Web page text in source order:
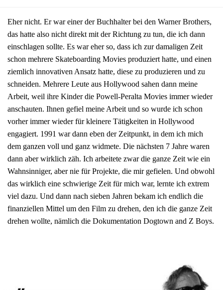
Eher nicht. Er war einer der Buchhalter bei den Warner Brothers,
das hatte also nicht direkt mit der Richtung zu tun, die ich dann
einschlagen sollte. Es war eher so, dass ich zur damaligen Zeit
schon mehrere Skateboarding Movies produziert hatte, und einen
ziemlich innovativen Ansatz hatte, diese zu produzieren und zu
schneiden. Mehrere Leute aus Hollywood sahen dann meine
Arbeit, weil ihre Kinder die Powell-Peralta Movies immer wieder
anschauten. Ihnen gefiel meine Arbeit und so wurde ich schon
vorher immer wieder für kleinere Tätigkeiten in Hollywood
engagiert. 1991 war dann eben der Zeitpunkt, in dem ich mich
dem ganzen voll und ganz widmete. Die nächsten 7 Jahre waren
dann aber wirklich zäh. Ich arbeitete zwar die ganze Zeit wie ein
Wahnsinniger, aber nie für Projekte, die mir gefielen. Und obwohl
das wirklich eine schwierige Zeit für mich war, lernte ich extrem
viel dazu. Und dann nach sieben Jahren bekam ich endlich die
finanziellen Mittel um den Film zu drehen, den ich die ganze Zeit
drehen wollte, nämlich die Dokumentation Dogtown and Z Boys.